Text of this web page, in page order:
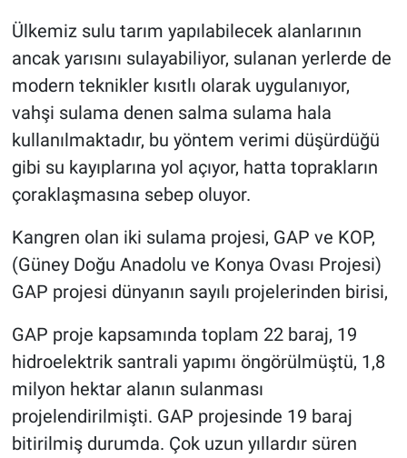
Ülkemiz sulu tarım yapılabilecek alanlarının
ancak yarısını sulayabiliyor, sulanan yerlerde de
modern teknikler kısıtlı olarak uygulanıyor,
vahşi sulama denen salma sulama hala
kullanılmaktadır, bu yöntem verimi düşürdüğü
gibi su kayıplarına yol açıyor, hatta toprakların
çoraklaşmasına sebep oluyor.
Kangren olan iki sulama projesi, GAP ve KOP,
(Güney Doğu Anadolu ve Konya Ovası Projesi)
GAP projesi dünyanın sayılı projelerinden birisi,
GAP proje kapsamında toplam 22 baraj, 19
hidroelektrik santrali yapımı öngörülmüştü, 1,8
milyon hektar alanın sulanması
projelendirilmişti. GAP projesinde 19 baraj
bitirilmiş durumda. Çok uzun yıllardır süren